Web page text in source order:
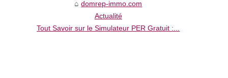
domrep-immo.com
Actualité
Tout Savoir sur le Simulateur PER Gratuit :...